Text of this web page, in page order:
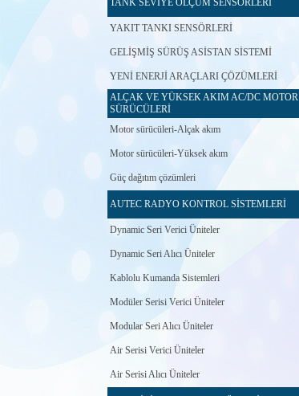
TANK SEVİYE ÖLÇÜM SENSÖRLERİ
YAKIT TANKI SENSÖRLERİ
GELİŞMİŞ SÜRÜŞ ASİSTAN SİSTEMİ
YENİ ENERJİ ARAÇLARI ÇÖZÜMLERİ
ALÇAK VE YÜKSEK AKIM AC/DC MOTOR
SÜRÜCÜLERİ
Motor sürücüleri-Alçak akım
Motor sürücüleri-Yüksek akım
Güç dağıtım çözümleri
AUTEC RADYO KONTROL SİSTEMLERİ
Dynamic Seri Verici Üniteler
Dynamic Seri Alıcı Üniteler
Kablolu Kumanda Sistemleri
Modüler Serisi Verici Üniteler
Modular Seri Alıcı Üniteler
Air Serisi Verici Üniteler
Air Serisi Alıcı Üniteler